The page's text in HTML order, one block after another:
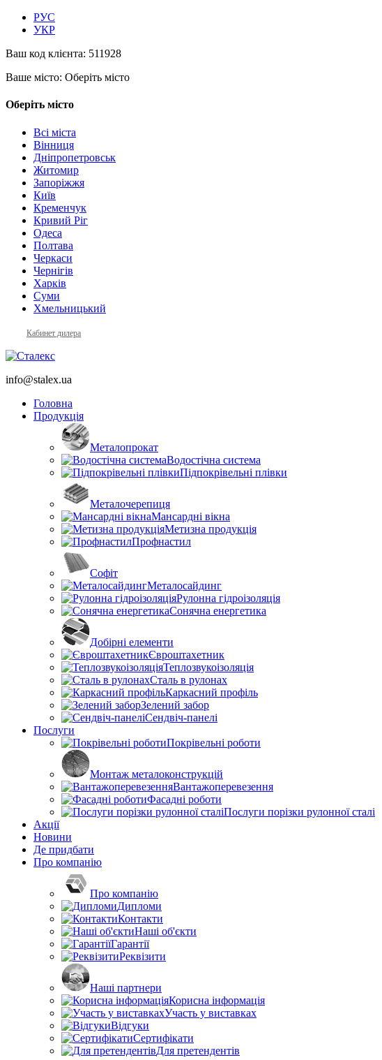
РУС
УКР
Ваш код клієнта: 511928
Ваше місто: Оберіть місто
Оберіть місто
Всі міста
Вінниця
Дніпропетровськ
Житомир
Запоріжжя
Київ
Кременчук
Кривий Ріг
Одеса
Полтава
Черкаси
Чернігів
Харків
Суми
Хмельницький
Кабинет дилера
info@stalex.ua
Головна
Продукція
Металопрокат
Водостічна система
Підпокрівельні плівки
Металочерепиця
Мансардні вікна
Метизна продукція
Профнастил
Софіт
Металосайдинг
Рулонна гідроізоляція
Сонячна енергетика
Добірні елементи
Євроштахетник
Теплозвукоізоляція
Сталь в рулонах
Каркасний профіль
Зелений забор
Сендвіч-панелі
Послуги
Покрівельні роботи
Монтаж металоконструкцій
Вантажоперевезення
Фасадні роботи
Послуги порізки рулонної сталі
Акції
Новини
Де придбати
Про компанію
Про компанію
Дипломи
Контакти
Наші об'єкти
Гарантії
Реквізити
Наші партнери
Корисна інформація
Участь у виставках
Відгуки
Сертифікати
Для претендентів